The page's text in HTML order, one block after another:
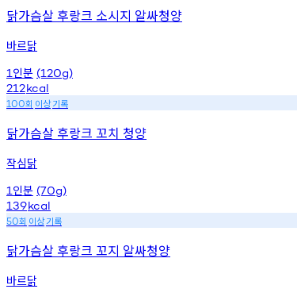
닭가슴살 후랑크 소시지 알싸청양
바르닭
1 인분 (120g)
212kcal
100회 이상기록
닭가슴살 후랑크 꼬치 청양
작심닭
1 인분 (70g)
139kcal
50회 이상기록
닭가슴살 후랑크 꼬지 알싸청양
바르닭